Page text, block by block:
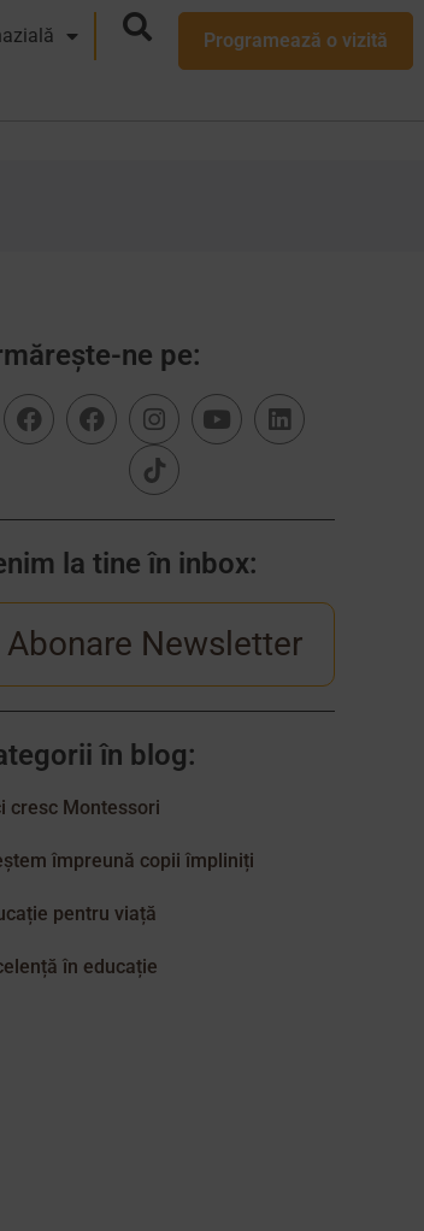
Programează o vizită
ne pe:
la tine în inbox:
Abonare Newsletter
în blog:
cresc Montessori
împreună copii împliniți
pentru viață
în educație